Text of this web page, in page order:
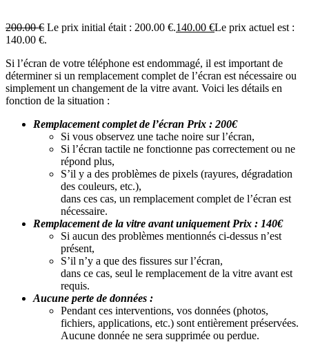
200.00€ Le prix initial était : 200.00 €.140.00 €Le prix actuel est :
140.00 €.
Si l’écran de votre téléphone est endommagé, il est important de
déterminer si un remplacement complet de l’écran est nécessaire ou
simplement un changement de la vitre avant. Voici les détails en
fonction de la situation :
Remplacement complet de l’écran Prix : 200€
Si vous observez une tache noire sur l’écran,
Si l’écran tactile ne fonctionne pas correctement ou ne
répond plus,
S’il y a des problèmes de pixels (rayures, dégradation
des couleurs, etc.),
dans ces cas, un remplacement complet de l’écran est
nécessaire.
Remplacement de la vitre avant uniquement Prix : 140€
Si aucun des problèmes mentionnés ci-dessus n’est
présent,
S’il n’y a que des fissures sur l’écran,
dans ce cas, seul le remplacement de la vitre avant est
requis.
Aucune perte de données :
Pendant ces interventions, vos données (photos,
fichiers, applications, etc.) sont entièrement préservées.
Aucune donnée ne sera supprimée ou perdue.